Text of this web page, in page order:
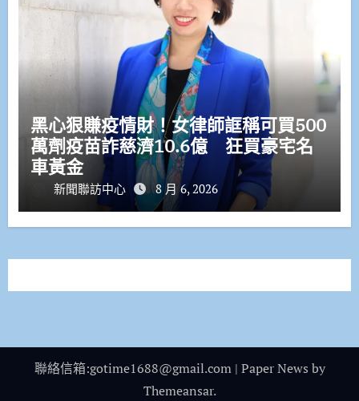
黑心狠賺疫情財！女律師誆稱可買500
萬劑疫苗詐慈濟10.6億 狂買豪宅名
車黃金
新聞聯訪中心 8 月 6, 2026
聯絡信箱:gotime1688@gmail.com | Paper News by
Themeansar.